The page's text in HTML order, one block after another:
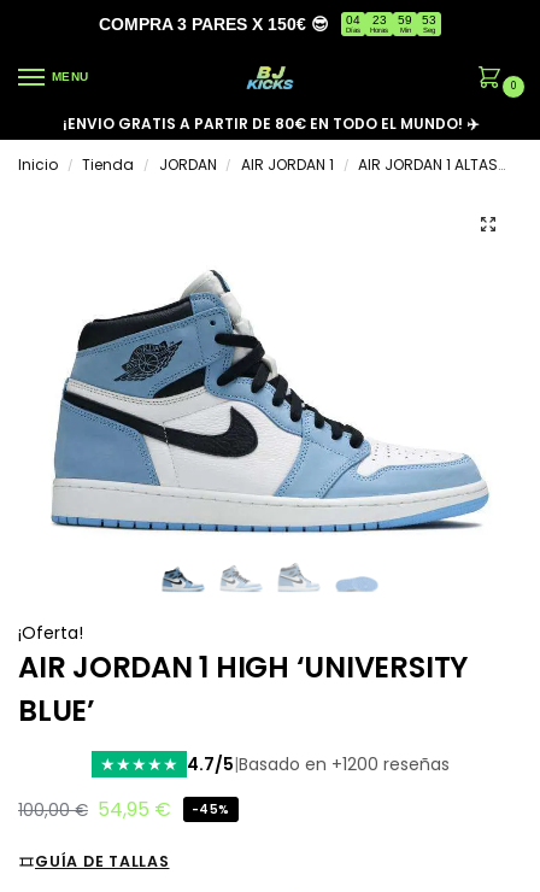
COMPRA 3 PARES X 150€ 😎 04
Días
23
Horas
59
Min
53
Seg
MENU
0
¡ENVIO GRATIS A PARTIR DE 80€ EN TODO EL MUNDO! ✈️
Inicio
/ Tienda / JORDAN / AIR JORDAN 1 / AIR JORDAN 1 ALTAS
¡Oferta!
AIR JORDAN 1 HIGH ‘UNIVERSITY
BLUE’
★★★★★ 4.7/5|Basado en +1200 reseñas
100,00€ 54,95 € -45%
GUÍA DE TALLAS